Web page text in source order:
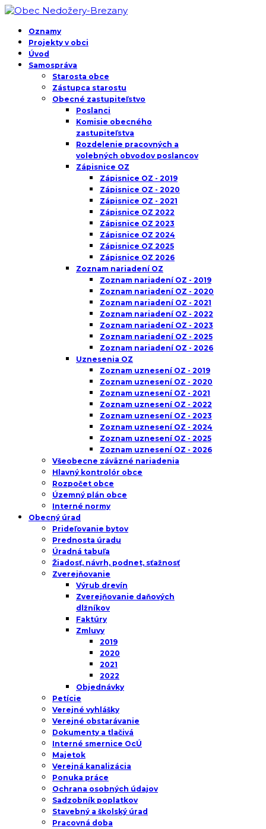
Oznamy
Projekty v obci
Úvod
Samospráva
Starosta obce
Zástupca starostu
Obecné zastupiteľstvo
Poslanci
Komisie obecného
zastupiteľstva
Rozdelenie pracovných a
volebných obvodov poslancov
Zápisnice OZ
Zápisnice OZ - 2019
Zápisnice OZ - 2020
Zápisnice OZ - 2021
Zápisnice OZ 2022
Zápisnice OZ 2023
Zápisnice OZ 2024
Zápisnice OZ 2025
Zápisnice OZ 2026
Zoznam nariadení OZ
Zoznam nariadení OZ - 2019
Zoznam nariadení OZ - 2020
Zoznam nariadení OZ - 2021
Zoznam nariadení OZ - 2022
Zoznam nariadení OZ - 2023
Zoznam nariadení OZ - 2025
Zoznam nariadení OZ - 2026
Uznesenia OZ
Zoznam uznesení OZ - 2019
Zoznam uznesení OZ - 2020
Zoznam uznesení OZ - 2021
Zoznam uznesení OZ - 2022
Zoznam uznesení OZ - 2023
Zoznam uznesení OZ - 2024
Zoznam uznesení OZ - 2025
Zoznam uznesení OZ - 2026
Všeobecne záväzné nariadenia
Hlavný kontrolór obce
Rozpočet obce
Územný plán obce
Interné normy
Obecný úrad
Prideľovanie bytov
Prednosta úradu
Úradná tabuľa
Žiadosť, návrh, podnet, sťažnosť
Zverejňovanie
Výrub drevín
Zverejňovanie daňových
dlžníkov
Faktúry
Zmluvy
2019
2020
2021
2022
Objednávky
Petície
Verejné vyhlášky
Verejné obstarávanie
Dokumenty a tlačivá
Interné smernice OcÚ
Majetok
Verejná kanalizácia
Ponuka práce
Ochrana osobných údajov
Sadzobník poplatkov
Stavebný a školský úrad
Pracovná doba